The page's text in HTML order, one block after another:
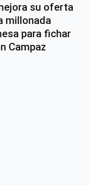
su oferta
millonada
para fichar
Campaz